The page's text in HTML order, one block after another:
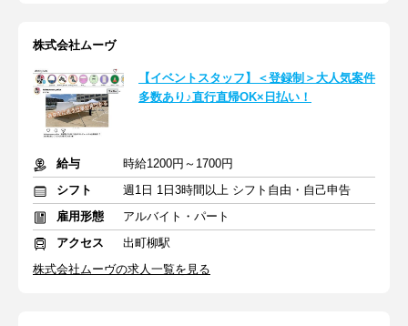
株式会社ムーヴ
【イベントスタッフ】＜登録制＞大人気案件
多数あり♪直行直帰OK×日払い！
給与
時給1200円～1700円
シフト
週1日 1日3時間以上 シフト自由・自己申告
雇用形態
アルバイト・パート
アクセス
出町柳駅
株式会社ムーヴの求人一覧を見る